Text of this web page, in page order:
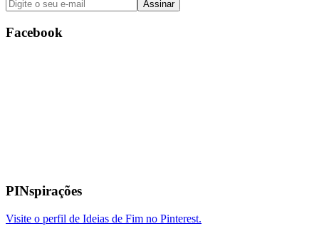
Facebook
PINspirações
Visite o perfil de Ideias de Fim no Pinterest.